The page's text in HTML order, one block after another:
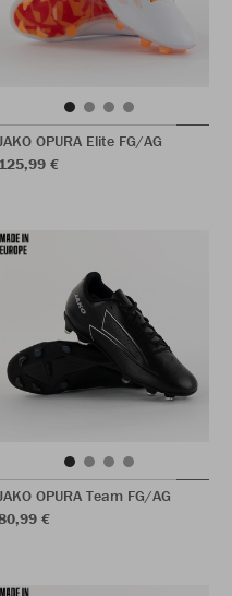
OPURA Elite FG/AG
€
OPURA Team FG/AG
€